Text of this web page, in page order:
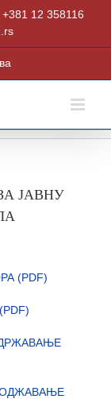
12 358116
ЈАВНУ
(PDF)